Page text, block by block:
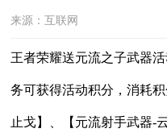
来源：互联网
王者荣耀送元流之子武器
务可获得活动积分，消耗
止戈】、【元流射手武器-